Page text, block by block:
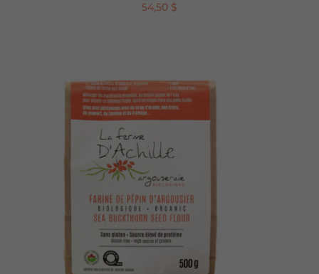
54,50 $